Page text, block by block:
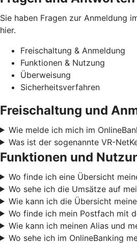
Sie haben Fragen zur Anmeldung
hier.
Freischaltung & Anmeldung
Funktionen & Nutzung
Überweisung
Sicherheitsverfahren
Freischaltung und
Wie melde ich mich im
Was ist der sogenannte VR-
Funktionen und
Wo finde ich eine Übersicht
Wo sehe ich die Umsätze auf
Wie kann ich die Übersicht
Wo finde ich mein Postfach mit
Wie kann ich meinen Alias und
Wo sehe ich im OnlineBanking